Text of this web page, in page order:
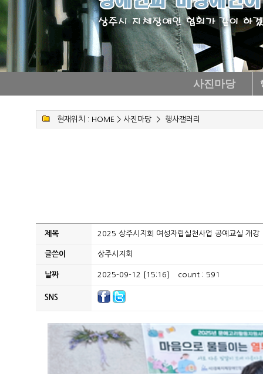
사진마당
현재위치 : HOME > 사진마당> 행사갤러리
제목 2025 상주시지회 여성자립실천사업 공예교실 개강
글쓴이 상주시지회
날짜 2025-09-12 [15:16] count : 591
SNS